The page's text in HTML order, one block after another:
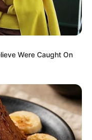
Were Caught On